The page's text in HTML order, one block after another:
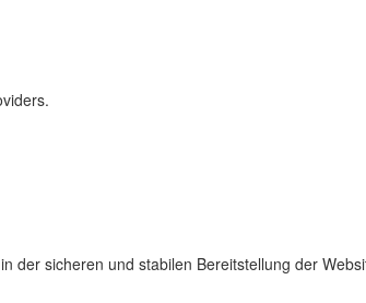
der sicheren und stabilen Bereitstellung der